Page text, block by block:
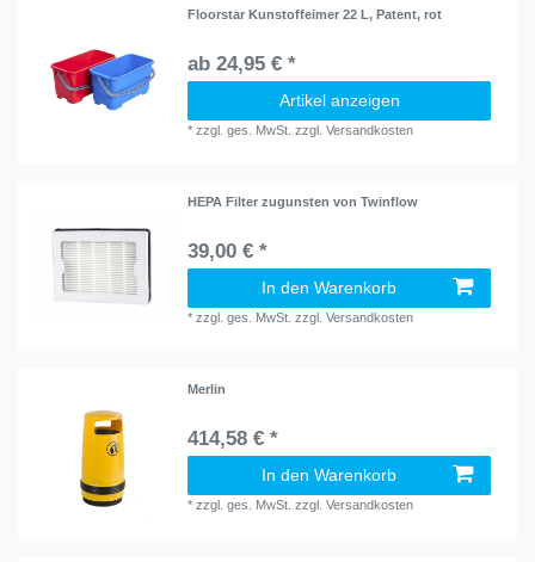
Floorstar Kunstoffeimer 22 L, Patent, rot
ab 24,95 € *
Artikel anzeigen
*zzgl. ges. MwSt. zzgl.Versandkosten
HEPA Filter zugunsten von Twinflow
39,00 € *
In den Warenkorb
*zzgl. ges. MwSt. zzgl.Versandkosten
Merlin
414,58 € *
In den Warenkorb
*zzgl. ges. MwSt. zzgl.Versandkosten